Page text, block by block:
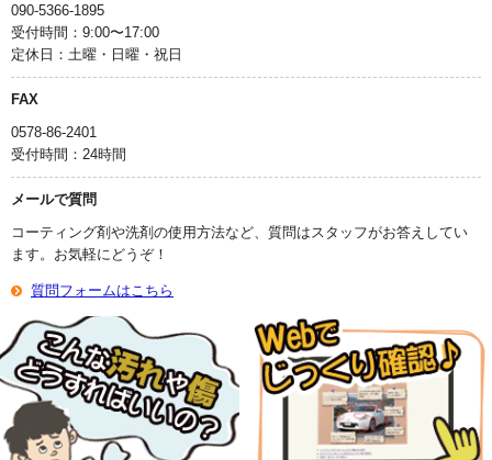
090-5366-1895
受付時間：9:00〜17:00
定休日：土曜・日曜・祝日
FAX
0578-86-2401
受付時間：24時間
メールで質問
コーティング剤や洗剤の使用方法など、質問はスタッフがお答えしてい
ます。お気軽にどうぞ！
質問フォームはこちら